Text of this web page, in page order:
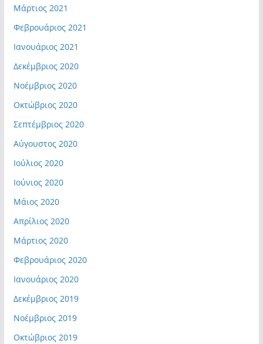
Μάρτιος 2021
Φεβρουάριος 2021
Ιανουάριος 2021
Δεκέμβριος 2020
Νοέμβριος 2020
Οκτώβριος 2020
Σεπτέμβριος 2020
Αύγουστος 2020
Ιούλιος 2020
Ιούνιος 2020
Μάιος 2020
Απρίλιος 2020
Μάρτιος 2020
Φεβρουάριος 2020
Ιανουάριος 2020
Δεκέμβριος 2019
Νοέμβριος 2019
Οκτώβριος 2019